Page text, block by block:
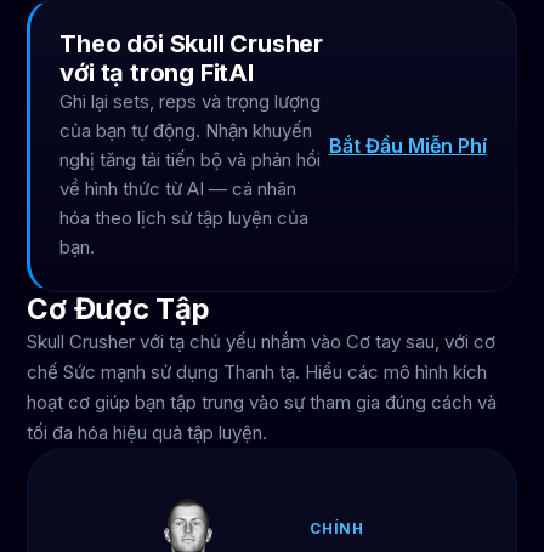
Theo dõi Skull Crusher
với tạ trong FitAI
Ghi lại sets, reps và trọng lượng
của bạn tự động. Nhận khuyến
nghị tăng tải tiến bộ và phản hồi
về hình thức từ AI — cá nhân
hóa theo lịch sử tập luyện của
bạn.
Bắt Đầu Miễn Phí
Cơ Được Tập
Skull Crusher với tạ chủ yếu nhắm vào Cơ tay sau, với cơ
chế Sức mạnh sử dụng Thanh tạ. Hiểu các mô hình kích
hoạt cơ giúp bạn tập trung vào sự tham gia đúng cách và
tối đa hóa hiệu quả tập luyện.
CHÍNH